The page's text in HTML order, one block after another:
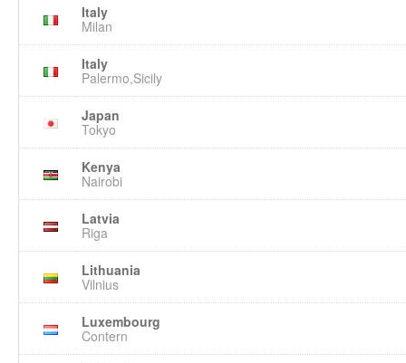
Italy
Milan
Italy
Palermo,Sicily
Japan
Tokyo
Kenya
Nairobi
Latvia
Riga
Lithuania
Vilnius
Luxembourg
Contern